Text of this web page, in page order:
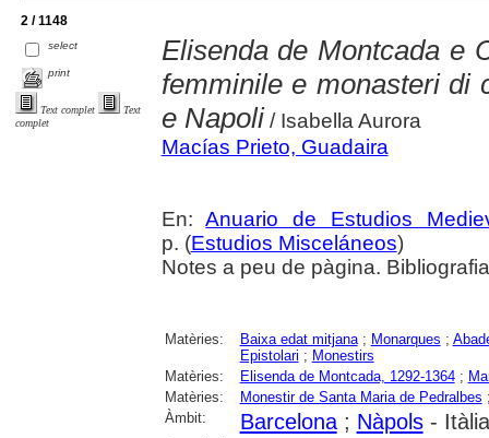
2 / 1148
select
print
Text complet
Text
complet
Elisenda de Montcada e
femminile e monasteri di
e Napoli/ Isabella Aurora
Macías Prieto, Guadaira
En:Anuario de Estudios
p. (Estudios Misceláneos)
Notes a peu de pàgina.
Matèries: Baixa edat mitjana; Monarques ;
Epistolari ; Monestirs
Matèries:
Elisenda de Montcada, 1292-1364;
Matèries:
Monestir de Santa Maria de Pedralbes
Àmbit:
Barcelona; Nàpols-